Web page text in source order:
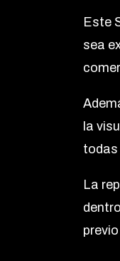
Este
sea
la
todas
La